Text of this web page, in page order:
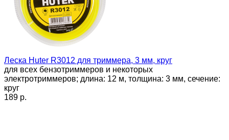
Леска Huter R3012 для триммера, 3 мм, круг
для всех бензотриммеров и некоторых
электротриммеров; длина: 12 м, толщина: 3 мм, сечение:
круг
189 p.